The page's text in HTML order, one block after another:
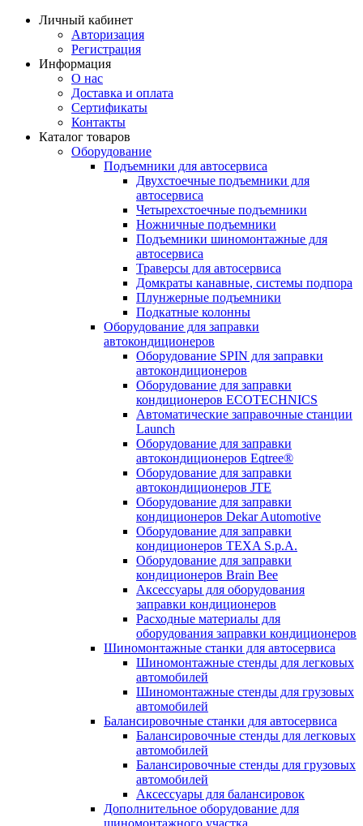
Личный кабинет
Авторизация
Регистрация
Информация
О нас
Доставка и оплата
Сертификаты
Контакты
Каталог товаров
Оборудование
Подъемники для автосервиса
Двухстоечные подъемники для
автосервиса
Четырехстоечные подъемники
Ножничные подъемники
Подъемники шиномонтажные для
автосервиса
Траверсы для автосервиса
Домкраты канавные, системы подпора
Плунжерные подъемники
Подкатные колонны
Оборудование для заправки
автокондиционеров
Оборудование SPIN для заправки
автокондиционеров
Оборудование для заправки
кондиционеров ECOTECHNICS
Автоматические заправочные станции
Launch
Оборудование для заправки
автокондиционеров Eqtree®
Оборудование для заправки
автокондиционеров JTE
Оборудование для заправки
кондиционеров Dekar Automotive
Оборудование для заправки
кондиционеров TEXA S.p.A.
Оборудование для заправки
кондиционеров Brain Bee
Аксессуары для оборудования
заправки кондиционеров
Расходные материалы для
оборудования заправки кондиционеров
Шиномонтажные станки для автосервиса
Шиномонтажные стенды для легковых
автомобилей
Шиномонтажные стенды для грузовых
автомобилей
Балансировочные станки для автосервиса
Балансировочные стенды для легковых
автомобилей
Балансировочные стенды для грузовых
автомобилей
Аксессуары для балансировок
Дополнительное оборудование для
шиномонтажного участка